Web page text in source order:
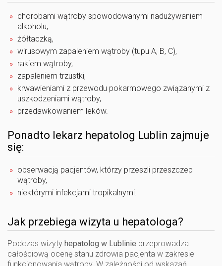
chorobami wątroby spowodowanymi nadużywaniem
alkoholu,
żółtaczką,
wirusowym zapaleniem wątroby (tupu A, B, C),
rakiem wątroby,
zapaleniem trzustki,
krwawieniami z przewodu pokarmowego związanymi z
uszkodzeniami wątroby,
przedawkowaniem leków.
Ponadto lekarz hepatolog Lublin zajmuje
się:
obserwacją pacjentów, którzy przeszli przeszczep
wątroby,
niektórymi infekcjami tropikalnymi.
Jak przebiega wizyta u hepatologa?
Podczas wizyty hepatolog w Lublinie przeprowadza
całościową ocenę stanu zdrowia pacjenta w zakresie
funkcjonowania wątroby. W zależności od wskazań